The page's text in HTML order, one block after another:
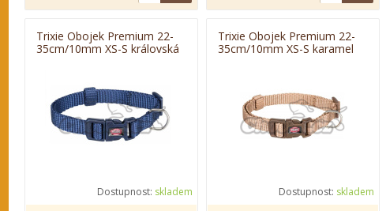
Trixie Obojek Premium 22-
35cm/10mm XS-S královská
Dostupnost: skladem
Trixie Obojek Premium 22-
35cm/10mm XS-S karamel
Dostupnost: skladem